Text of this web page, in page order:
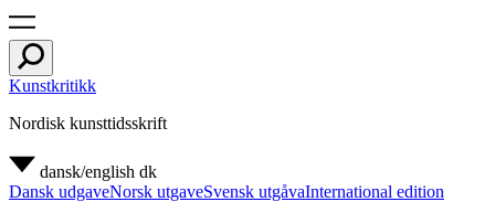
Kunstkritikk
Nordisk kunsttidsskrift
dansk/english dk
Dansk udgaveNorsk utgaveSvensk utgåvaInternational edition